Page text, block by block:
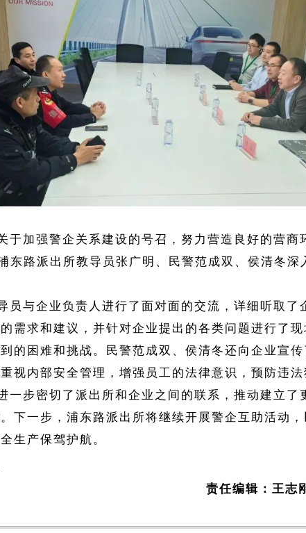
于加强警企关系建设的号召，努力营造良好的营商
东路派出所教导员张广明、民警范成双、侯清冬深
员与企业负责人进行了面对面的交流，详细听取了
需求和建议，并针对企业提出的各类问题进行了
的困难和挑战。民警范成双、侯清冬还向企业宣
视内部安全管理，增强员工的法律意识，预防违法
一步密切了派出所和企业之间的联系，推动建立了
下一步，浦东路派出所将继续开展警企互助活动
生产保驾护航。
责任编辑：王志